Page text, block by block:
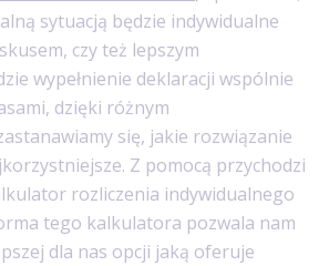
sytuacją będzie indywidualne
czy też lepszym
wypełnienie deklaracji wspólnie
dzięki różnym
się, jakie rozwiązanie
Z pomocą przychodzi
rozliczenia indywidualnego
tego kalkulatora pozwala nam
dla nas opcji jaką oferuje